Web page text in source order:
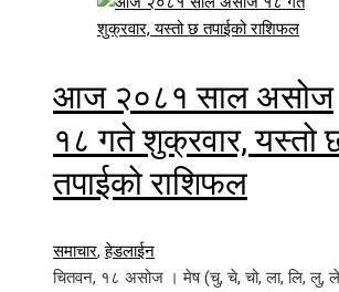
आज २०८१ साल असोज
१८ गते शुक्रवार, यस्तो
तपाईको राशिफल
समाचार,हेडलाईन
चितवन, १८ असोज । मेष (चु, चे, चो, ला, लि, लु,